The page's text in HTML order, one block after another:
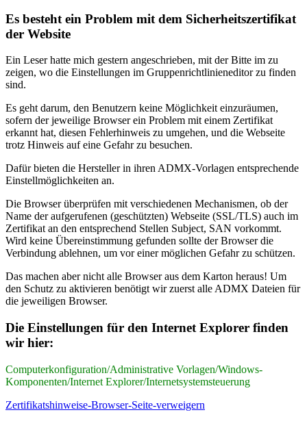
Es besteht ein Problem mit dem Sicherheitszertifikat
der Website
Ein Leser hatte mich gestern angeschrieben, mit der Bitte im zu
zeigen, wo die Einstellungen im Gruppenrichtlinieneditor zu finden
sind.
Es geht darum, den Benutzern keine Möglichkeit einzuräumen,
sofern der jeweilige Browser ein Problem mit einem Zertifikat
erkannt hat, diesen Fehlerhinweis zu umgehen, und die Webseite
trotz Hinweis auf eine Gefahr zu besuchen.
Dafür bieten die Hersteller in ihren ADMX-Vorlagen entsprechende
Einstellmöglichkeiten an.
Die Browser überprüfen mit verschiedenen Mechanismen, ob der
Name der aufgerufenen (geschützten) Webseite (SSL/TLS) auch im
Zertifikat an den entsprechend Stellen Subject, SAN vorkommt.
Wird keine Übereinstimmung gefunden sollte der Browser die
Verbindung ablehnen, um vor einer möglichen Gefahr zu schützen.
Das machen aber nicht alle Browser aus dem Karton heraus! Um
den Schutz zu aktivieren benötigt wir zuerst alle ADMX Dateien für
die jeweiligen Browser.
Die Einstellungen für den Internet Explorer finden
wir hier:
Computerkonfiguration/Administrative Vorlagen/Windows-
Komponenten/Internet Explorer/Internetsystemsteuerung
Zertifikatshinweise-Browser-Seite-verweigern